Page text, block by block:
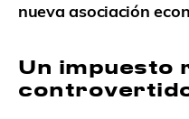
nueva asociación
Un impuesto